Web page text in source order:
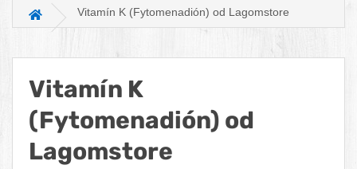
Hlavná stránkaVitamín K (Fytomenadión) od Lagomstore
Vitamín K
(Fytomenadión) od
Lagomstore